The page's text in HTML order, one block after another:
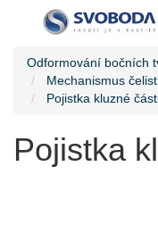
Odformování bočních
Mechanismus
Pojistka kluzné
Pojistka